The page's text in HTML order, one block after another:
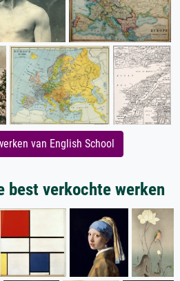
van English School
best verkochte werken